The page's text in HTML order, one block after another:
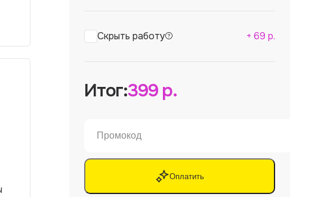
Скрыть работу + 69 р.
Итог:399р.
Оплатить